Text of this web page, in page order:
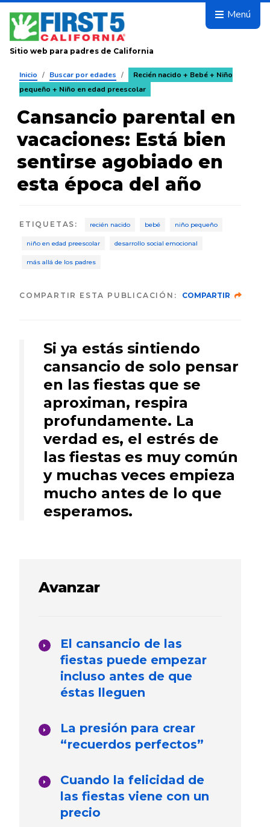
Avanza
Menú
Sitio web para padres de California
Inicio / Buscar por edades /
Recién nacido + Bebé + Niño
pequeño + Niño en edad preescolar
Cansancio parental en
vacaciones: Está bien
sentirse agobiado en
esta época del año
ETIQUETAS : recién nacido bebé niño pequeño
niño en edad preescolar desarrollo social emocional
más allá de los padres
COMPARTIR ESTA PUBLICACIÓN: COMPARTIR
Si ya estás sintiendo
cansancio de solo pensar
en las fiestas que se
aproximan, respira
profundamente. La
verdad es, el estrés de
las fiestas es muy común
y muchas veces empieza
mucho antes de lo que
esperamos.
Avanzar
El cansancio de las
fiestas puede empezar
incluso antes de que
éstas lleguen
La presión para crear
“recuerdos perfectos”
Cuando la felicidad de
las fiestas viene con un
precio